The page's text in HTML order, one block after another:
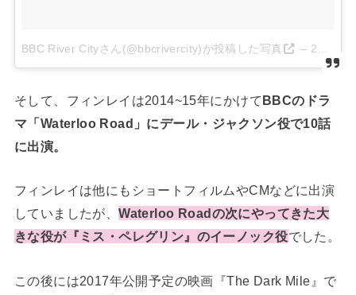
BBC River Cityさん(@bbcrivercity)が投稿した写真 – 2016 8月 27 1:00午前 PDT
そして、フィンレイは2014~15年にかけてBBCのドラ
マ「Waterloo Road」にデール・ジャクソン役で10話
に出演。
フィンレイは他にもショートフィルムやCMなどに出演
していましたが、Waterloo Roadの次にやってきた大
きな役が『ミス・ペレグリン』のイーノック役でした。
この後には2017年公開予定の映画『The Dark Mile』で